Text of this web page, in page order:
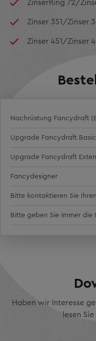
ZinserRing 72/
Zinser 351/Zinser
Zinser 451/Zinser
Nachrüstung Fancydraft
Upgrade Fancydraft
Upgrade Fancydraft
Fancydesigner
Bitte kontaktieren Sie
Bitte geben Sie immer die
Haben wir Interesse
lesen